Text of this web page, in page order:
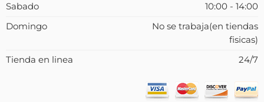
Sabado
10:00 - 14:00
Domingo
No se trabaja(en tiendas
fisicas)
Tienda en linea
24/7